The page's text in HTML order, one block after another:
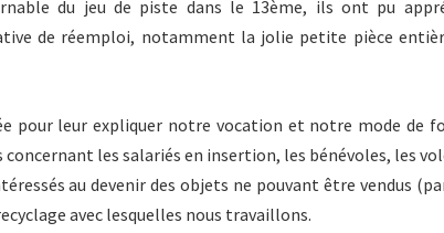
du jeu de piste dans le 13ème, ils ont pu
de réemploi, notamment la jolie petite pièce
pour leur expliquer notre vocation et notre mode de
les salariés en insertion, les bénévoles, les
au devenir des objets ne pouvant être vendus
avec lesquelles nous travaillons.